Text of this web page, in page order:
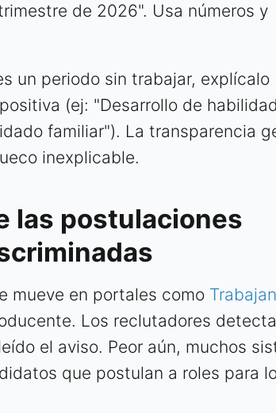
de 2026". Usa números y
un periodo sin trabajar, explícalo
(ej: "Desarrollo de
familiar"). La transparencia
inexplicable.
las postulaciones
mueve en portales como
Los reclutadores
el aviso. Peor aún, muchos
que postulan a roles para